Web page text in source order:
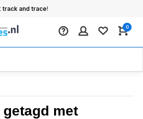
track and trace!
0
met